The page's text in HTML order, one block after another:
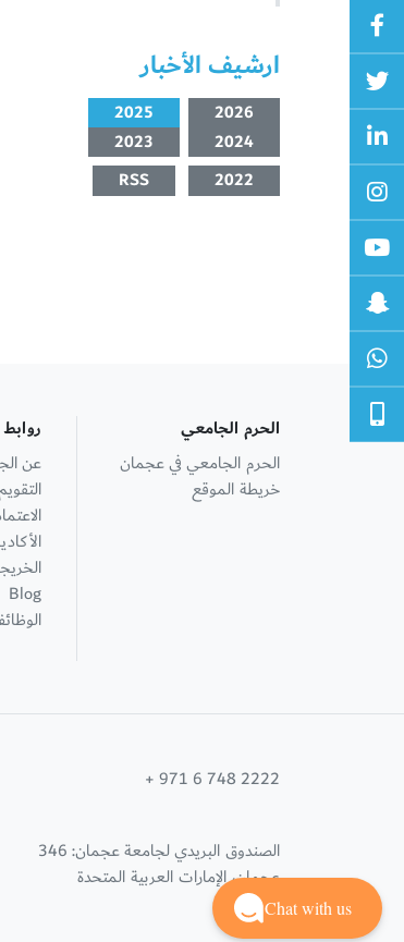
ارشيف الأخبار
2026
2025
2024
2023
2022
RSS
الحرم الجامعي
الحرم الجامعي في عجمان
خريطة الموقع
عن
Blog
+ 971 6 748 2222
الصندوق البريدي لجامعة عجمان: 346
عجمان، الإمارات العربية المتحدة
Chat with us